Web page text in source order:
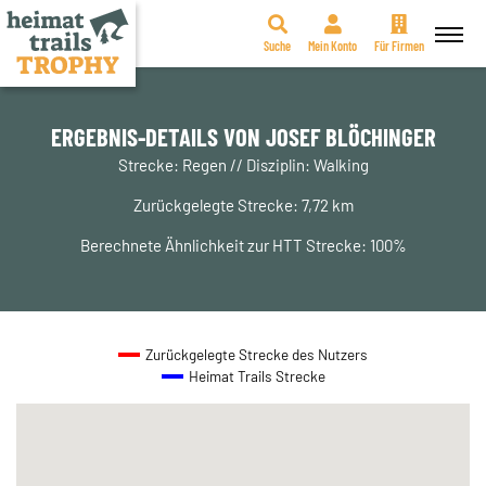
Zum
springen
Suche Mein Konto Für Firmen
ERGEBNIS-DETAILS VON JOSEF BLÖCHINGER
Strecke: Regen // Disziplin: Walking
Zurückgelegte Strecke: 7,72 km
Berechnete Ähnlichkeit zur HTT Strecke: 100%
Zurückgelegte Strecke des Nutzers
Heimat Trails Strecke